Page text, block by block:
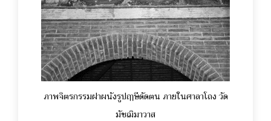
ภาพจิตรกรรมฝาผนังรูปฤๅษีดัดตน ภายในศาลาโถง วัด
มัชฌิมาวาส